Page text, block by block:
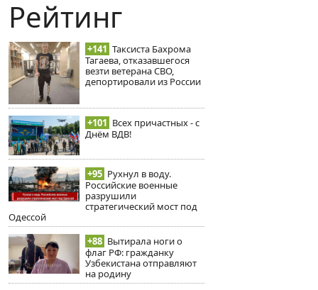
Рейтинг
+141 Таксиста Бахрома
Тагаева, отказавшегося
везти ветерана СВО,
депортировали из России
+101 Всех причастных - с
Днём ВДВ!
+95 Рухнул в воду.
Российские военные
разрушили
стратегический мост под
Одессой
+88 Вытирала ноги о
флаг РФ: гражданку
Узбекистана отправляют
на родину